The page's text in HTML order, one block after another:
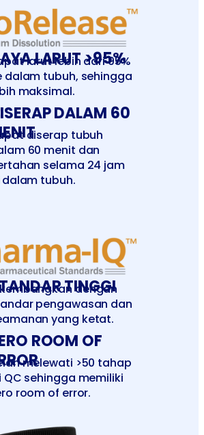
LARUT >95%
larut lebih dari 95%
dalam tubuh, sehingga
maksimal.
DALAM 60
diserap tubuh
60 menit dan
selama 24 jam
dalam tubuh.
TINGGI
dengan
pengawasan dan
yang ketat.
ROOM OF
melewati >50 tahap
QC sehingga memiliki
room of error.